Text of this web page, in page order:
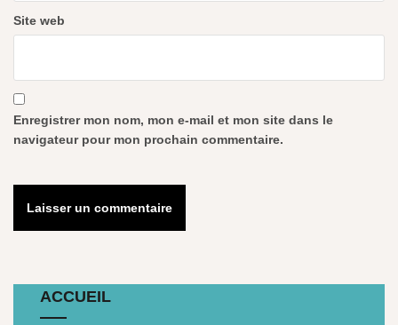
Site web
Enregistrer mon nom, mon e-mail et mon site dans le
navigateur pour mon prochain commentaire.
ACCUEIL